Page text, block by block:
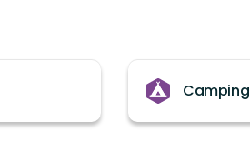
Camping